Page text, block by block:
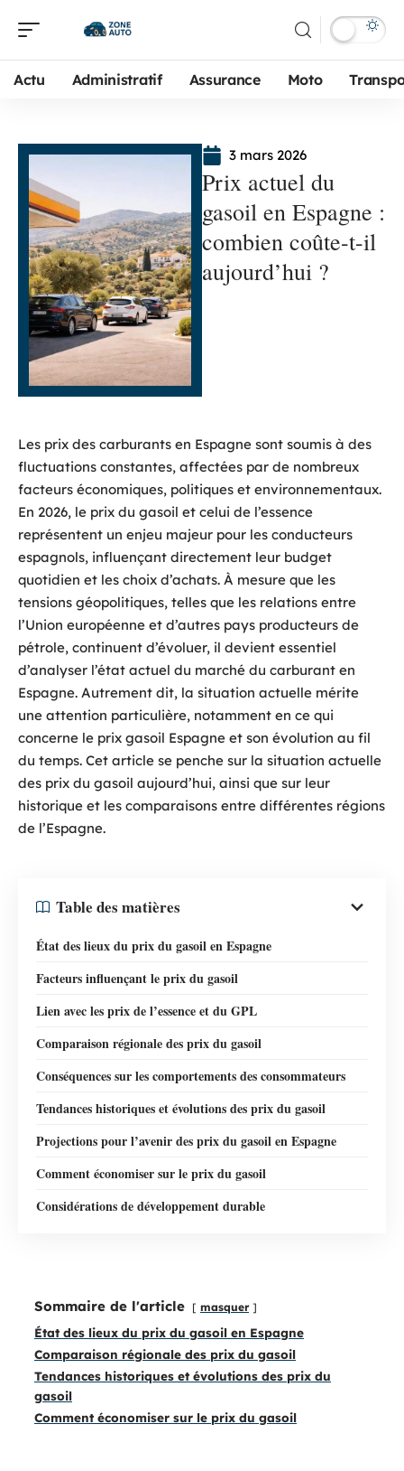
Actu Administratif Assurance Moto
3 mars 2026
Prix actuel du
gasoil en Espagne :
combien coûte-t-il
aujourd’hui ?
Les prix des carburants en Espagne sont soumis à des
fluctuations constantes, affectées par de nombreux
facteurs économiques, politiques et environnementaux.
En 2026, le prix du gasoil et celui de l’essence
représentent un enjeu majeur pour les conducteurs
espagnols, influençant directement leur budget
quotidien et les choix d’achats. À mesure que les
tensions géopolitiques, telles que les relations entre
l’Union européenne et d’autres pays producteurs de
pétrole, continuent d’évoluer, il devient essentiel
d’analyser l’état actuel du marché du carburant en
Espagne. Autrement dit, la situation actuelle mérite
une attention particulière, notamment en ce qui
concerne le prix gasoil Espagne et son évolution au fil
du temps. Cet article se penche sur la situation actuelle
des prix du gasoil aujourd’hui, ainsi que sur leur
historique et les comparaisons entre différentes régions
de l’Espagne.
Table des matières
État des lieux du prix du gasoil en Espagne
Facteurs influençant le prix du gasoil
Lien avec les prix de l’essence et du GPL
Comparaison régionale des prix du gasoil
Conséquences sur les comportements des consommateurs
Tendances historiques et évolutions des prix du gasoil
Projections pour l’avenir des prix du gasoil en Espagne
Comment économiser sur le prix du gasoil
Considérations de développement durable
Sommaire de l'article masquer
État des lieux du prix du gasoil en Espagne
Comparaison régionale des prix du gasoil
Tendances historiques et évolutions des prix du
gasoil
Comment économiser sur le prix du gasoil